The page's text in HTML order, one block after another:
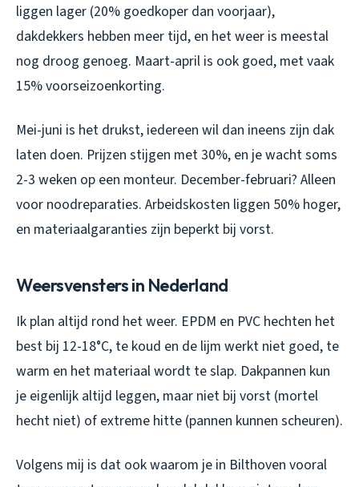
liggen lager (20% goedkoper dan voorjaar),
dakdekkers hebben meer tijd, en het weer is meestal
nog droog genoeg. Maart-april is ook goed, met vaak
15% voorseizoenkorting.
Mei-juni is het drukst, iedereen wil dan ineens zijn dak
laten doen. Prijzen stijgen met 30%, en je wacht soms
2-3 weken op een monteur. December-februari? Alleen
voor noodreparaties. Arbeidskosten liggen 50% hoger,
en materiaalgaranties zijn beperkt bij vorst.
Weersvensters in Nederland
Ik plan altijd rond het weer. EPDM en PVC hechten het
best bij 12-18°C, te koud en de lijm werkt niet goed, te
warm en het materiaal wordt te slap. Dakpannen kun
je eigenlijk altijd leggen, maar niet bij vorst (mortel
hecht niet) of extreme hitte (pannen kunnen scheuren).
Volgens mij is dat ook waarom je in Bilthoven vooral